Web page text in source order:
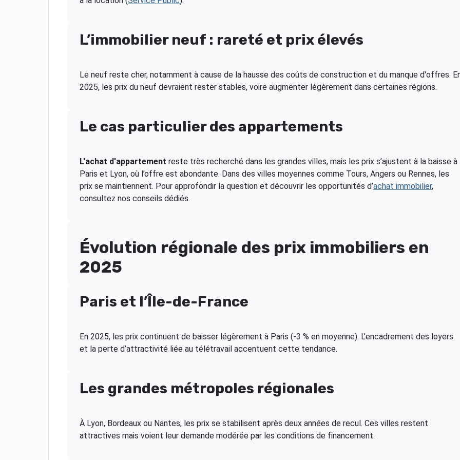
L’immobilier neuf : rareté et prix élevés
Le neuf reste cher, notamment à cause de la hausse des coûts de construction et du manque d'offres.
2025, les prix du neuf devraient rester stables, voire augmenter légèrement dans certaines régions.
Le cas particulier des appartements
L'achat d'appartement reste très recherché dans les grandes villes, mais les prix s’ajustent à la baisse à
Paris et Lyon, où l’offre est abondante. Dans des villes moyennes comme Tours, Angers ou Rennes, les
prix se maintiennent. Pour approfondir la question et découvrir les opportunités d’achat immobilier,
consultez nos conseils dédiés.
Évolution régionale des prix immobiliers en
2025
Paris et l’Île-de-France
En 2025, les prix continuent de baisser légèrement à Paris (-3 % en moyenne). L’encadrement des loyers
et la perte d’attractivité liée au télétravail accentuent cette tendance.
Les grandes métropoles régionales
À Lyon, Bordeaux ou Nantes, les prix se stabilisent après deux années de recul. Ces villes restent
attractives mais voient leur demande modérée par les conditions de financement.